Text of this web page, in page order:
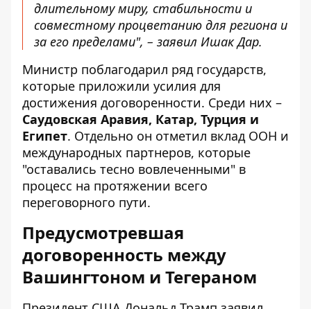
длительному миру, стабильности и
совместному процветанию для региона и
за его пределами", – заявил Ишак Дар.
Министр поблагодарил ряд государств,
которые приложили усилия для
достижения договоренности. Среди них –
Саудовская Аравия, Катар, Турция и
Египет. Отдельно он отметил вклад ООН и
международных партнеров, которые
"оставались тесно вовлеченными" в
процесс на протяжении всего
переговорного пути.
Предусмотревшая
договоренность между
Вашингтоном и Тегераном